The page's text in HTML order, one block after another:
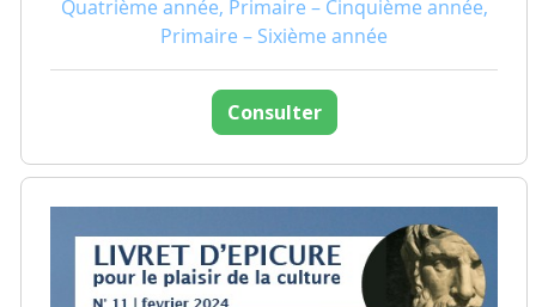
Quatrième année, Primaire – Cinquième année,
Primaire – Sixième année
Consulter